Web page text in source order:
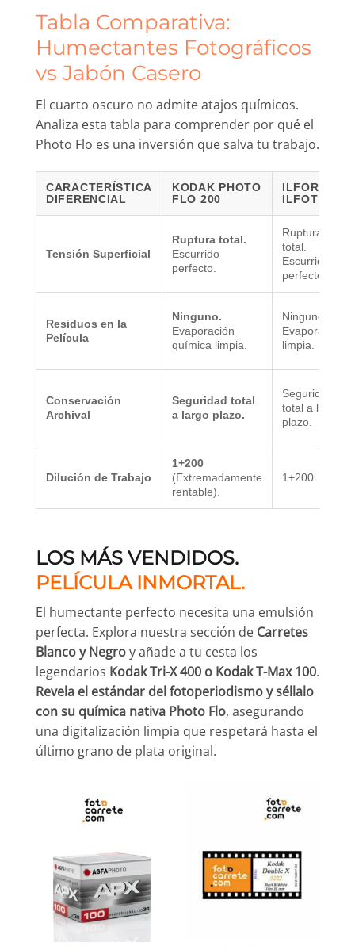
Tabla Comparativa:
Humectantes Fotográficos
vs Jabón Casero
El cuarto oscuro no admite atajos químicos.
Analiza esta tabla para comprender por qué el
Photo Flo es una inversión que salva tu trabajo.
CARACTERÍSTICA
DIFERENCIAL
KODAK PHOTO
FLO 200
ILFORD
ILFOTOL
Tensión Superficial
Ruptura total.
Escurrido
perfecto.
Ruptura
total.
Escurrido
perfecto.
Residuos en la
Película
Ninguno.
Evaporación
química limpia.
Ninguno.
Evaporación
limpia.
Conservación
Archival
Seguridad total
a largo plazo.
Seguridad
total a largo
plazo.
Dilución de Trabajo
1+200
(Extremadamente
rentable).
1+200.
LOS MÁS VENDIDOS.
PELÍCULA INMORTAL.
El humectante perfecto necesita una emulsión
perfecta. Explora nuestra sección de Carretes
Blanco y Negroy añade a tu cesta los
legendarios Kodak Tri-X 400 o Kodak T-Max 100.
Revela el estándar del fotoperiodismo y séllalo
con su química nativa Photo Flo, asegurando
una digitalización limpia que respetará hasta el
último grano de plata original.